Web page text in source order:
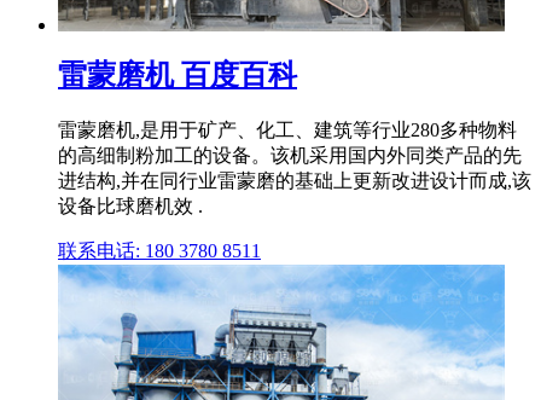
雷蒙磨机 百度百科
雷蒙磨机,是用于矿产、化工、建筑等行业280多种物料
的高细制粉加工的设备。该机采用国内外同类产品的先
进结构,并在同行业雷蒙磨的基础上更新改进设计而成,该
设备比球磨机效 .
联系电话: 180 3780 8511